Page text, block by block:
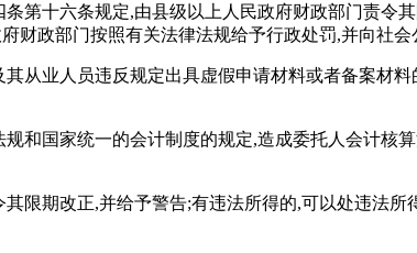
第十六条规定,由县级以上人民政府财政部门责令
财政部门按照有关法律法规给予行政处罚,并向社会
从业人员违反规定出具虚假申请材料或者备案材
和国家统一的会计制度的规定,造成委托人会计核
限期改正,并给予警告;有违法所得的,可以处违法